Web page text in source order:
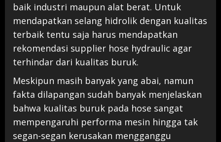
baik industri maupun alat berat. Untuk
mendapatkan selang hidrolik dengan kualitas
terbaik tentu saja harus mendapatkan
rekomendasi supplier hose hydraulic agar
terhindar dari kualitas buruk.
Meskipun masih banyak yang abai, namun
fakta dilapangan sudah banyak menjelaskan
bahwa kualitas buruk pada hose sangat
mempengaruhi performa mesin hingga tak
segan-segan kerusakan mengganggu